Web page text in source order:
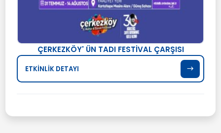
ÇERKEZKÖY' ÜN TADI FESTİVAL ÇARŞISI
ETKİNLİK DETAYI